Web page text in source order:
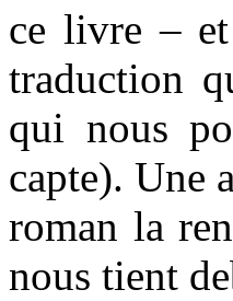
ce livre –
traduction
qui nous
capte). Une
roman la
nous tient